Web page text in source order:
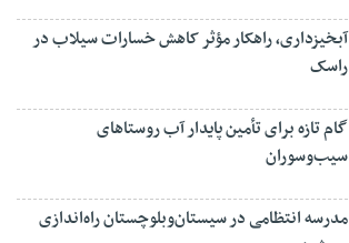
آبخیزداری، راهکار مؤثر کاهش خسارات سیلاب در
راسک
گام تازه برای تأمین پایدار آب روستاهای
سیب‌وسوران
مدرسه انتظامی در سیستان‌وبلوچستان راه‌اندازی